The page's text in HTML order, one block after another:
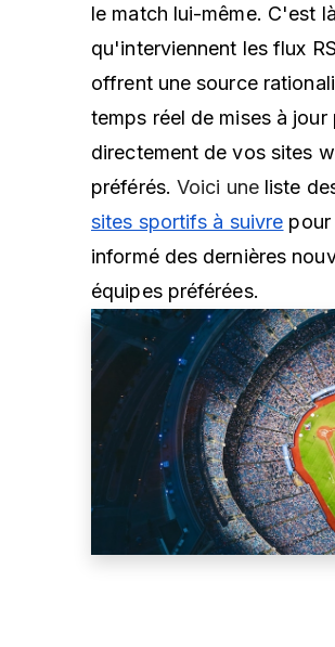
le match lui-même. C'est là
qu'interviennent les flux
offrent une source
temps réel de mises à jour
directement de vos sites
préférés. Voici une liste
sites sportifs à suivre pour
informé des dernières
équipes préférées.